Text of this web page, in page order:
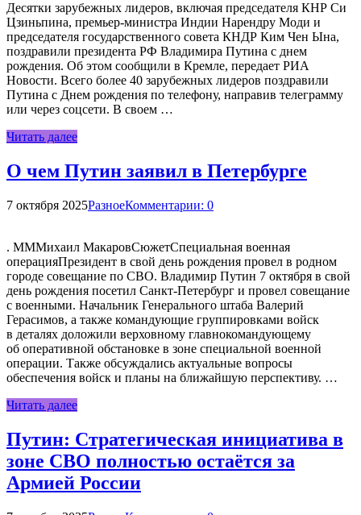
Десятки зарубежных лидеров, включая председателя КНР Си
Цзиньпина, премьер-министра Индии Нарендру Моди и
председателя государственного совета КНДР Ким Чен Ына,
поздравили президента РФ Владимира Путина с днем
рождения. Об этом сообщили в Кремле, передает РИА
Новости. Всего более 40 зарубежных лидеров поздравили
Путина с Днем рождения по телефону, направив телеграмму
или через соцсети. В своем …
Читать далее
О чем Путин заявил в Петербурге
7 октября 2025РазноеКомментарии: 0
. МММихаил МакаровСюжетСпециальная военная
операцияПрезидент в свой день рождения провел в родном
городе совещание по СВО. Владимир Путин 7 октября в свой
день рождения посетил Санкт-Петербург и провел совещание
с военными. Начальник Генерального штаба Валерий
Герасимов, а также командующие группировками войск
в деталях доложили верховному главнокомандующему
об оперативной обстановке в зоне специальной военной
операции. Также обсуждались актуальные вопросы
обеспечения войск и планы на ближайшую перспективу. …
Читать далее
Путин: Стратегическая инициатива в
зоне СВО полностью остаётся за
Армией России